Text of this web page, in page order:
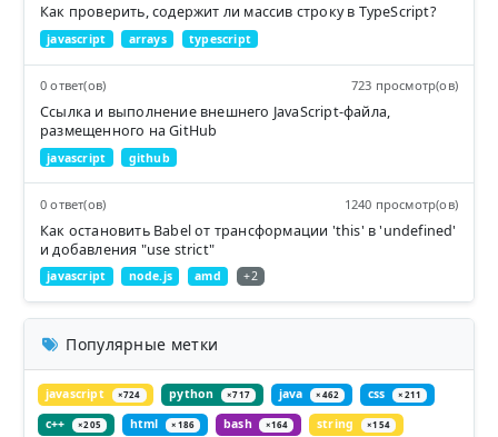
Как проверить, содержит ли массив строку в TypeScript?
javascript arrays typescript
0 ответ(ов) 723 просмотр(ов)
Ссылка и выполнение внешнего JavaScript-файла,
размещенного на GitHub
javascript github
0 ответ(ов) 1240 просмотр(ов)
Как остановить Babel от трансформации 'this' в 'undefined'
и добавления "use strict"
javascript node.js amd +2
Популярные метки
javascript ×724 python ×717 java ×462 css ×211
c++ ×205 html ×186 bash ×164 string ×154